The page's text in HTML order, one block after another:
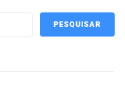
PESQUISAR